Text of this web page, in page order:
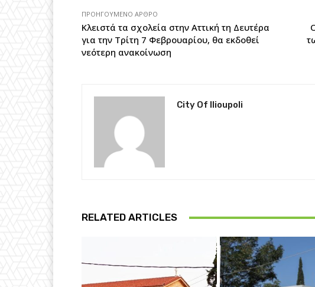
ΠΡΟΗΓΟΎΜΕΝΟ ΆΡΘΡΟ
Κλειστά τα σχολεία στην Αττική τη Δευτέρα
για την Τρίτη 7 Φεβρουαρίου, θα εκδοθεί
νεότερη ανακοίνωση
City Of Ilioupoli
RELATED ARTICLES